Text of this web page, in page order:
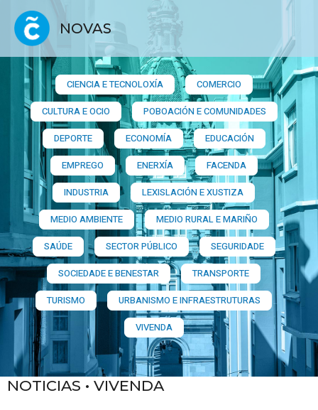
NOVAS
CIENCIA E TECNOLOXÍA
COMERCIO
CULTURA E OCIO
POBOACIÓN E COMUNIDADES
DEPORTE
ECONOMÍA
EDUCACIÓN
EMPREGO
ENERXÍA
FACENDA
INDUSTRIA
LEXISLACIÓN E XUSTIZA
MEDIO AMBIENTE
MEDIO RURAL E MARIÑO
SAÚDE
SECTOR PÚBLICO
SEGURIDADE
SOCIEDADE E BENESTAR
TRANSPORTE
TURISMO
URBANISMO E INFRAESTRUTURAS
VIVENDA
NOTICIAS • VIVENDA